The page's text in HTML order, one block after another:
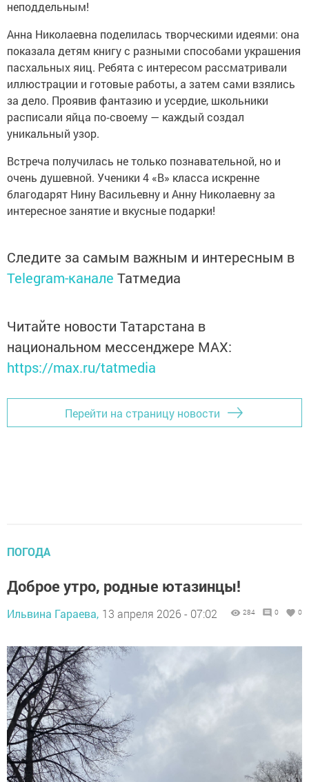
неподдельным!
Анна Николаевна поделилась творческими идеями: она
показала детям книгу с разными способами украшения
пасхальных яиц. Ребята с интересом рассматривали
иллюстрации и готовые работы, а затем сами взялись
за дело. Проявив фантазию и усердие, школьники
расписали яйца по‑своему — каждый создал
уникальный узор.
Встреча получилась не только познавательной, но и
очень душевной. Ученики 4 «В» класса искренне
благодарят Нину Васильевну и Анну Николаевну за
интересное занятие и вкусные подарки!
Следите за самым важным и интересным в
Telegram-канале Татмедиа
Читайте новости Татарстана в
национальном мессенджере MАХ:
https://max.ru/tatmedia
Перейти на страницу новости
ПОГОДА
Доброе утро, родные ютазинцы!
Ильвина Гараева, 13 апреля 2026 - 07:02 284 0 0